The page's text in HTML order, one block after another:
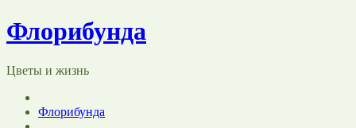
Флорибунда
Цветы и жизнь
Флорибунда